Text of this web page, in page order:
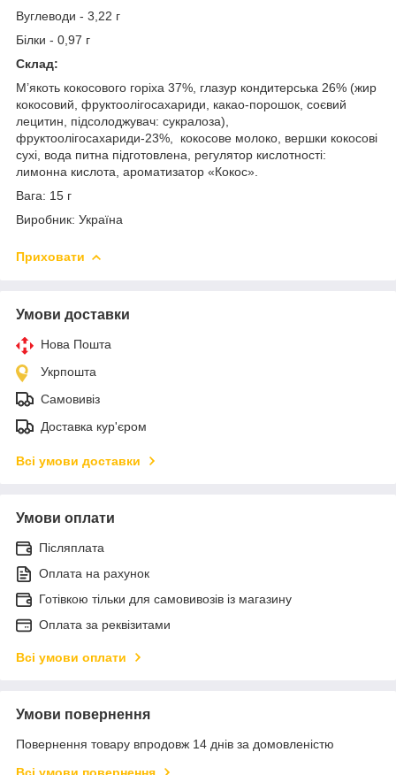
Вуглеводи - 3,22 г
Білки - 0,97 г
Склад:
М’якоть кокосового горіха 37%, глазур кондитерська 26% (жир
кокосовий, фруктоолігосахариди, какао-порошок, соєвий
лецитин, підсолоджувач: сукралоза),
фруктоолігосахариди-23%, кокосове молоко, вершки кокосові
сухі, вода питна підготовлена, регулятор кислотності:
лимонна кислота, ароматизатор «Кокос».
Вага: 15 г
Виробник: Україна
Приховати
Умови доставки
Нова Пошта
Укрпошта
Самовивіз
Доставка кур'єром
Всі умови доставки
Умови оплати
Післяплата
Оплата на рахунок
Готівкою тільки для самовивозів із магазину
Оплата за реквізитами
Всі умови оплати
Умови повернення
Повернення товару впродовж 14 днів за домовленістю
Всі умови повернення